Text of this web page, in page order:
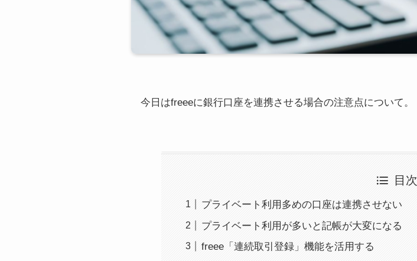
今日はfreeeに銀行口座を連携させる場合の注意点について。
目次
プライベート利用多めの口座は連携させない
プライベート利用が多いと記帳が大変になる
freee「連続取引登録」機能を活用する